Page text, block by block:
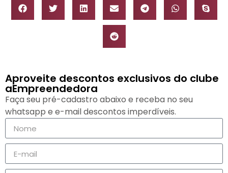
Aproveite descontos exclusivos do clube
aEmpreendedora
Faça seu pré-cadastro abaixo e receba no seu
whatsapp e e-mail descontos imperdíveis.